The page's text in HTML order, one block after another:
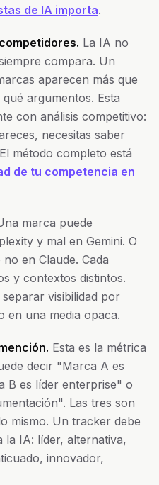
de IA importa.
La IA no
compara. Un
aparecen más que
argumentos. Esta
con análisis competitivo:
necesitas saber
método completo está
de tu competencia en
marca puede
y mal en Gemini. O
en Claude. Cada
y contextos distintos.
visibilidad por
en una media opaca.
Esta es la métrica
decir "Marca A es
B es líder enterprise" o
Las tres son
mismo. Un tracker debe
la IA: líder, alternativa,
innovador,